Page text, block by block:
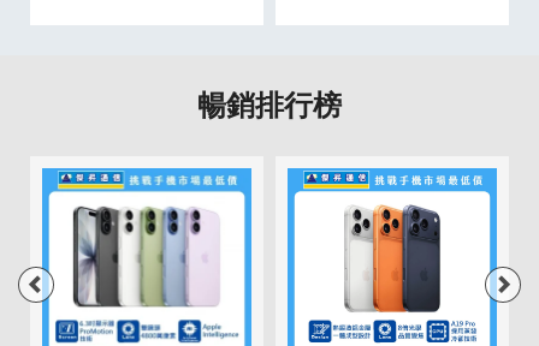
暢銷排行榜